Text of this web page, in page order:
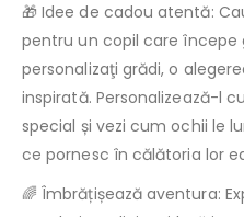
🎁 Idee de cadou atentă:
pentru un copil care începe
personalizaţi grădi, o
inspirată. Personalizează-l
special și vezi cum ochii le
ce pornesc în călătoria lor
🌈 Îmbrățișează aventura: